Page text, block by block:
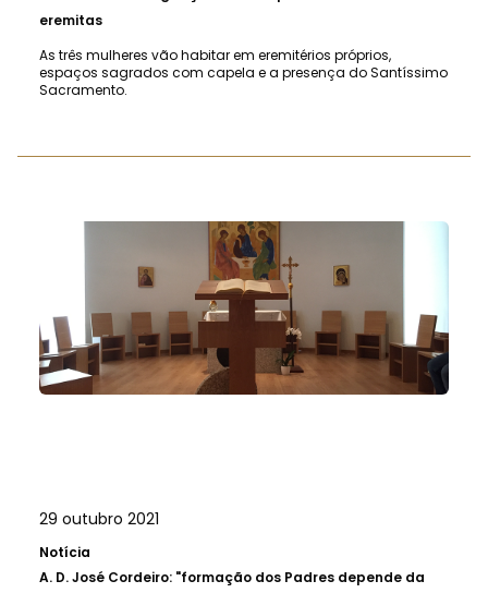
eremitas
As três mulheres vão habitar em eremitérios próprios,
espaços sagrados com capela e a presença do Santíssimo
Sacramento.
29 outubro 2021
Notícia
A. D. José Cordeiro: "formação dos Padres depende da